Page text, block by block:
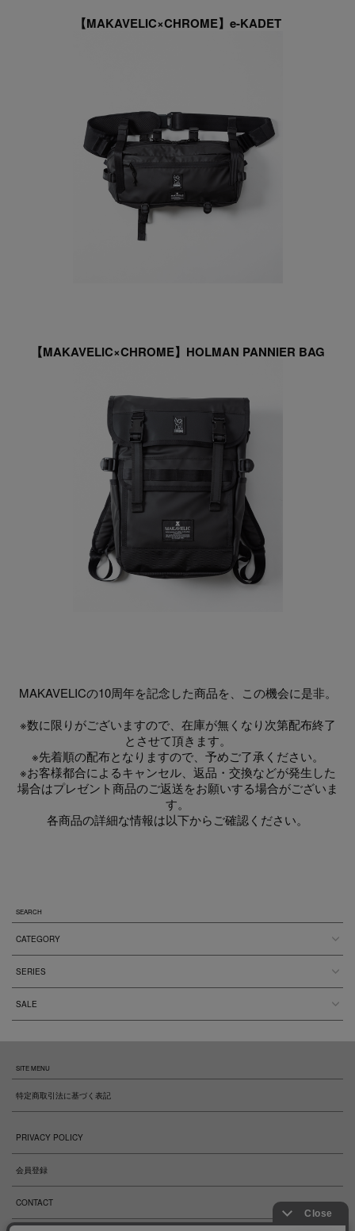
【MAKAVELIC×CHROME】e-KADET
【MAKAVELIC×CHROME】HOLMAN PANNIER BAG
MAKAVELICの10周年を記念した商品を、この機会に是非。
※数に限りがございますので、在庫が無くなり次第配布終了
とさせて頂きます。
※先着順の配布となりますので、予めご了承ください。
※お客様都合によるキャンセル、返品・交換などが発生した
場合はプレゼント商品のご返送をお願いする場合がございま
す。
各商品の詳細な情報は以下からご確認ください。
SEARCH
CATEGORY
SERIES
SALE
SITE MENU
特定商取引法に基づく表記
PRIVACY POLICY
会員登録
CONTACT